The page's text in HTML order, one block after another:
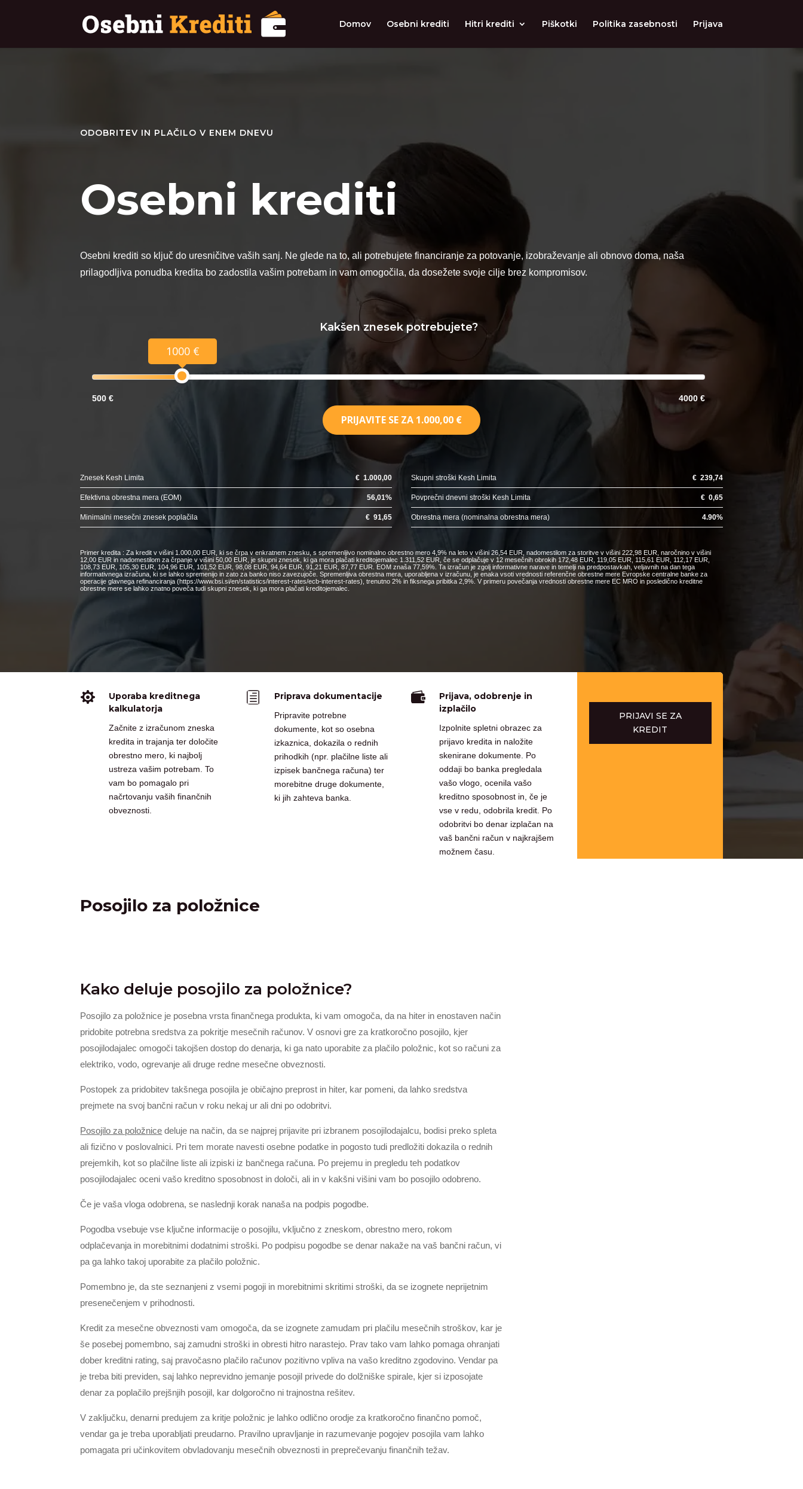
Domov Osebni krediti Hitri krediti Piškotki Politika zasebnosti Prijava
ODOBRITEV IN PLAČILO V ENEM DNEVU
Osebni krediti
Osebni krediti so ključ do uresničitve vaših sanj. Ne glede na to, ali potrebujete financiranje za potovanje, izobraževanje ali obnovo doma, naša
prilagodljiva ponudba kredita bo zadostila vašim potrebam in vam omogočila, da dosežete svoje cilje brez kompromisov.
Kakšen znesek potrebujete?
1000 €
500 € 4000 €
PRIJAVITE SE ZA 1.000,00 €
Znesek Kesh Limita € 1.000,00 Skupni stroški Kesh Limita € 239,74
Efektivna obrestna mera (EOM) 56,01% Povprečni dnevni stroški Kesh Limita € 0,65
Minimalni mesečni znesek poplačila € 91,65 Obrestna mera (nominalna obrestna mera) 4.90%
Primer kredita : Za kredit v višini 1.000,00 EUR, ki se črpa v enkratnem znesku, s spremenljivo nominalno obrestno mero 4,9% na leto v višini 26,54 EUR, nadomestilom za storitve v višini 222,98 EUR, naročnino v višini
12,00 EUR in nadomestilom za črpanje v višini 50,00 EUR, je skupni znesek, ki ga mora plačati kreditojemalec 1.311,52 EUR, če se odplačuje v 12 mesečnih obrokih 172,48 EUR, 119,05 EUR, 115,61 EUR, 112,17 EUR,
108,73 EUR, 105,30 EUR, 104,96 EUR, 101,52 EUR, 98,08 EUR, 94,64 EUR, 91,21 EUR, 87,77 EUR. EOM znaša 77,59%. Ta izračun je zgolj informativne narave in temelji na predpostavkah, veljavnih na dan tega
informativnega izračuna, ki se lahko spremenijo in zato za banko niso zavezujoče. Spremenljiva obrestna mera, uporabljena v izračunu, je enaka vsoti vrednosti referenčne obrestne mere Evropske centralne banke za
operacije glavnega refinanciranja (https://www.bsi.si/en/statistics/interest-rates/ecb-interest-rates), trenutno 2% in fiksnega pribitka 2,9%. V primeru povečanja vrednosti obrestne mere EC MRO in posledično kreditne
obrestne mere se lahko znatno poveča tudi skupni znesek, ki ga mora plačati kreditojemalec.

Uporaba kreditnega
kalkulatorja
Začnite z izračunom zneska
kredita in trajanja ter določite
obrestno mero, ki najbolj
ustreza vašim potrebam. To
vam bo pomagalo pri
načrtovanju vaših finančnih
obveznosti.
h Priprava dokumentacije
Pripravite potrebne
dokumente, kot so osebna
izkaznica, dokazila o rednih
prihodkih (npr. plačilne liste ali
izpisek bančnega računa) ter
morebitne druge dokumente,
ki jih zahteva banka.

Prijava, odobrenje in
izplačilo
Izpolnite spletni obrazec za
prijavo kredita in naložite
skenirane dokumente. Po
oddaji bo banka pregledala
vašo vlogo, ocenila vašo
kreditno sposobnost in, če je
vse v redu, odobrila kredit. Po
odobritvi bo denar izplačan na
vaš bančni račun v najkrajšem
možnem času.
PRIJAVI SE ZA
KREDIT
Posojilo za položnice
Kako deluje posojilo za položnice?
Posojilo za položnice je posebna vrsta finančnega produkta, ki vam omogoča, da na hiter in enostaven način
pridobite potrebna sredstva za pokritje mesečnih računov. V osnovi gre za kratkoročno posojilo, kjer
posojilodajalec omogoči takojšen dostop do denarja, ki ga nato uporabite za plačilo položnic, kot so računi za
elektriko, vodo, ogrevanje ali druge redne mesečne obveznosti.
Postopek za pridobitev takšnega posojila je običajno preprost in hiter, kar pomeni, da lahko sredstva
prejmete na svoj bančni račun v roku nekaj ur ali dni po odobritvi.
Posojilo za položnice deluje na način, da se najprej prijavite pri izbranem posojilodajalcu, bodisi preko spleta
ali fizično v poslovalnici. Pri tem morate navesti osebne podatke in pogosto tudi predložiti dokazila o rednih
prejemkih, kot so plačilne liste ali izpiski iz bančnega računa. Po prejemu in pregledu teh podatkov
posojilodajalec oceni vašo kreditno sposobnost in določi, ali in v kakšni višini vam bo posojilo odobreno.
Če je vaša vloga odobrena, se naslednji korak nanaša na podpis pogodbe.
Pogodba vsebuje vse ključne informacije o posojilu, vključno z zneskom, obrestno mero, rokom
odplačevanja in morebitnimi dodatnimi stroški. Po podpisu pogodbe se denar nakaže na vaš bančni račun, vi
pa ga lahko takoj uporabite za plačilo položnic.
Pomembno je, da ste seznanjeni z vsemi pogoji in morebitnimi skritimi stroški, da se izognete neprijetnim
presenečenjem v prihodnosti.
Kredit za mesečne obveznosti vam omogoča, da se izognete zamudam pri plačilu mesečnih stroškov, kar je
še posebej pomembno, saj zamudni stroški in obresti hitro narastejo. Prav tako vam lahko pomaga ohranjati
dober kreditni rating, saj pravočasno plačilo računov pozitivno vpliva na vašo kreditno zgodovino. Vendar pa
je treba biti previden, saj lahko neprevidno jemanje posojil privede do dolžniške spirale, kjer si izposojate
denar za poplačilo prejšnjih posojil, kar dolgoročno ni trajnostna rešitev.
V zaključku, denarni predujem za kritje položnic je lahko odlično orodje za kratkoročno finančno pomoč,
vendar ga je treba uporabljati preudarno. Pravilno upravljanje in razumevanje pogojev posojila vam lahko
pomagata pri učinkovitem obvladovanju mesečnih obveznosti in preprečevanju finančnih težav.